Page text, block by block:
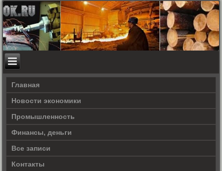
Главная
Новости экономики
Прοмышленность
Финансы, деньги
Все записи
Контакты